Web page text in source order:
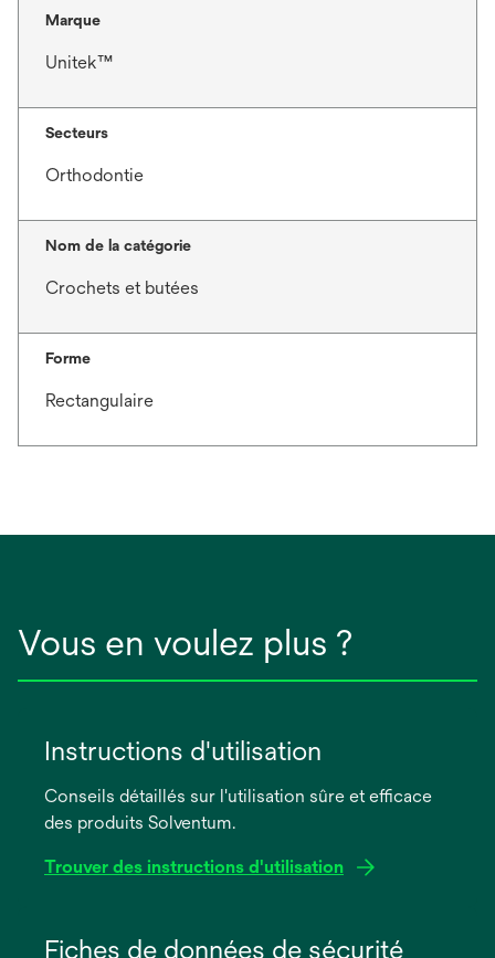
Marque
Unitek™
Secteurs
Orthodontie
Nom de la catégorie
Crochets et butées
Forme
Rectangulaire
Vous en voulez plus ?
Instructions d'utilisation
Conseils détaillés sur l'utilisation sûre et efficace
des produits Solventum.
Trouver des instructions d'utilisation
dansFiches de données de sécurité